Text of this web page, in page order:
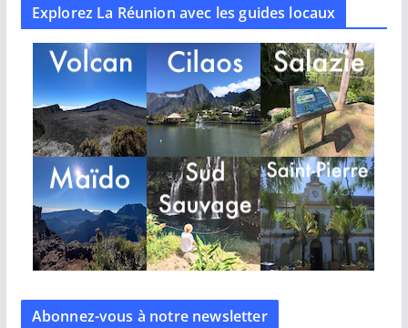
Explorez La Réunion avec les guides locaux
Abonnez-vous à notre newsletter